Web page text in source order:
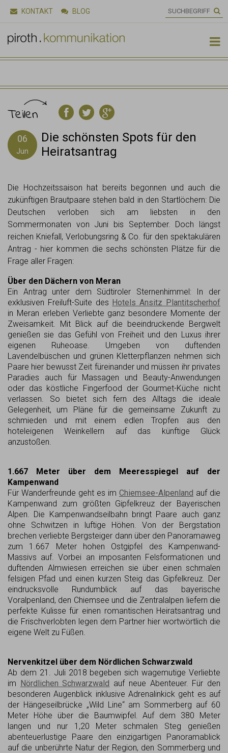
KONTAKT BLOG 
Teilen
06
Jun
Die schönsten Spots für den
Heiratsantrag
Die Hochzeitssaison hat bereits begonnen und auch die
zukünftigen Brautpaare stehen bald in den Startlöchern: Die
Deutschen verloben sich am liebsten in den
Sommermonaten von Juni bis September. Doch längst
reichen Kniefall, Verlobungsring & Co. für den spektakulären
Antrag - hier kommen die sechs schönsten Plätze für die
Frage aller Fragen:
Über den Dächern von Meran
Ein Antrag unter dem Südtiroler Sternenhimmel: In der
exklusiven Freiluft-Suite des Hotels Ansitz Plantitscherhof
in Meran erleben Verliebte ganz besondere Momente der
Zweisamkeit. Mit Blick auf die beeindruckende Bergwelt
genießen sie das Gefühl von Freiheit und den Luxus ihrer
eigenen Ruheoase. Umgeben von duftenden
Lavendelbüschen und grünen Kletterpflanzen nehmen sich
Paare hier bewusst Zeit füreinander und müssen ihr privates
Paradies auch für Massagen und Beauty-Anwendungen
oder das köstliche Fingerfood der Gourmet-Küche nicht
verlassen. So bietet sich fern des Alltags die ideale
Gelegenheit, um Pläne für die gemeinsame Zukunft zu
schmieden und mit einem edlen Tropfen aus den
hoteleigenen Weinkellern auf das künftige Glück
anzustoßen.
1.667 Meter über dem Meeresspiegel auf der
Kampenwand
Für Wanderfreunde geht es im Chiemsee-Alpenland auf die
Kampenwand zum größten Gipfelkreuz der Bayerischen
Alpen. Die Kampenwandseilbahn bringt Paare auch ganz
ohne Schwitzen in luftige Höhen. Von der Bergstation
brechen verliebte Bergsteiger dann über den Panoramaweg
zum 1.667 Meter hohen Ostgipfel des Kampenwand-
Massivs auf. Vorbei an imposanten Felsformationen und
duftenden Almwiesen erreichen sie über einen schmalen
felsigen Pfad und einen kurzen Steig das Gipfelkreuz. Der
eindrucksvolle Rundumblick auf das bayerische
Voralpenland, den Chiemsee und die Zentralalpen liefern die
perfekte Kulisse für einen romantischen Heiratsantrag und
die Frischverlobten legen dem Partner hier wortwörtlich die
eigene Welt zu Füßen.
Nervenkitzel über dem Nördlichen Schwarzwald
Ab dem 21. Juli 2018 begeben sich wagemutige Verliebte
im Nördlichen Schwarzwald auf neue Abenteuer. Für den
besonderen Augenblick inklusive Adrenalinkick geht es auf
der Hängeseilbrücke „Wild Line“ am Sommerberg auf 60
Meter Höhe über die Baumwipfel. Auf dem 380 Meter
langen und nur 1,20 Meter schmalen Steg genießen
abenteuerlustige Paare den einzigartigen Panoramablick
auf die unberührte Natur der Region, den Sommerberg und